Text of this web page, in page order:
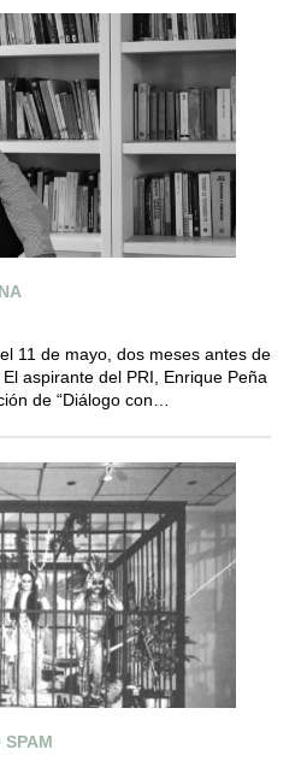
11 de mayo, dos meses antes de
aspirante del PRI, Enrique Peña
de “Diálogo con…
SPAM